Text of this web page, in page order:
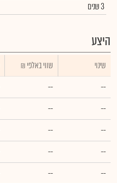
3 שנים
היצע
שינוי ₪ שווי באלפי
--
--
--
--
--
--
--
--
--
--